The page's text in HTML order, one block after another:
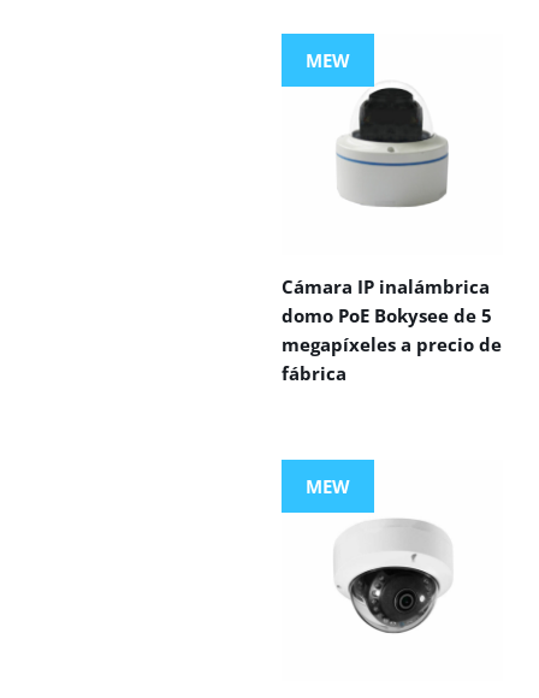
MEW
Cámara IP inalámbrica
domo PoE Bokysee de 5
megapíxeles a precio de
fábrica
MEW